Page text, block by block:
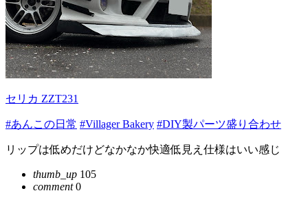
セリカ ZZT231
#あんこの日常 #Villager Bakery #DIY製パーツ盛り合わせ
リップは低めだけどなかなか快適低見え仕様はいい感じ
thumb_up 105
comment0